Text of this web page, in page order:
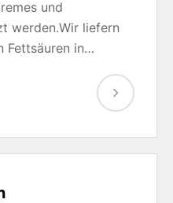
und
werden.Wir liefern
Fettsäuren in…